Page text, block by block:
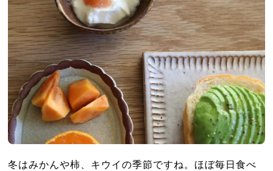
冬はみかんや柿、キウイの季節ですね。ほぼ毎日食べ